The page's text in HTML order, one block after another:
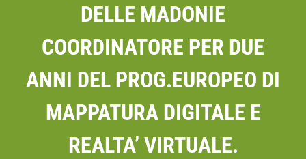
DELLE MADONIE
COORDINATORE PER DUE
ANNI DEL PROG.EUROPEO DI
MAPPATURA DIGITALE E
REALTA’ VIRTUALE.